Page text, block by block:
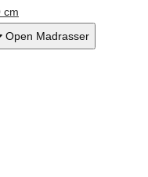
cm
Open Madrasser